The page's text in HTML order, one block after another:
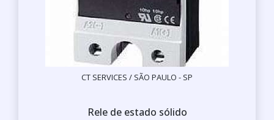
CT SERVICES / SÃO PAULO - SP
Rele de estado sólido